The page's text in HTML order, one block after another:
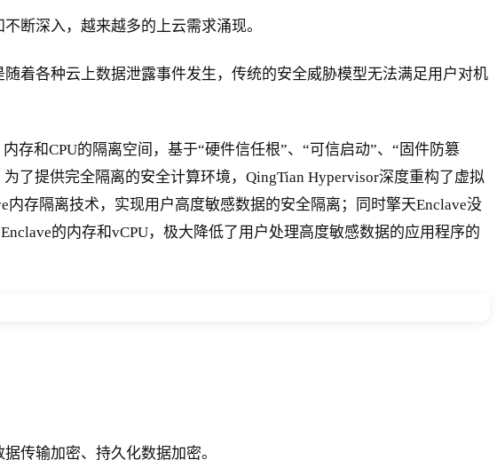
断深入，越来越多的上云需求涌现。
着各种云上数据泄露事件发生，传统的安全威胁模型无法满足用户对机
存和CPU的隔离空间，基于“硬件信任根”、“可信启动”、“固件防篡
了提供完全隔离的安全计算环境，QingTian Hypervisor深度重构了虚拟
存隔离技术，实现用户高度敏感数据的安全隔离；同时擎天Enclave没
的内存和vCPU，极大降低了用户处理高度敏感数据的应用程序的
传输加密、持久化数据加密。